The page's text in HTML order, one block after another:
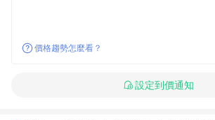
價格趨勢怎麼看？
設定到價通知